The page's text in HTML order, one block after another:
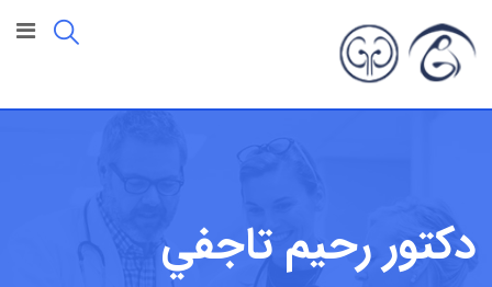
الى
المحتوى
دكتور رحيم تاجفي